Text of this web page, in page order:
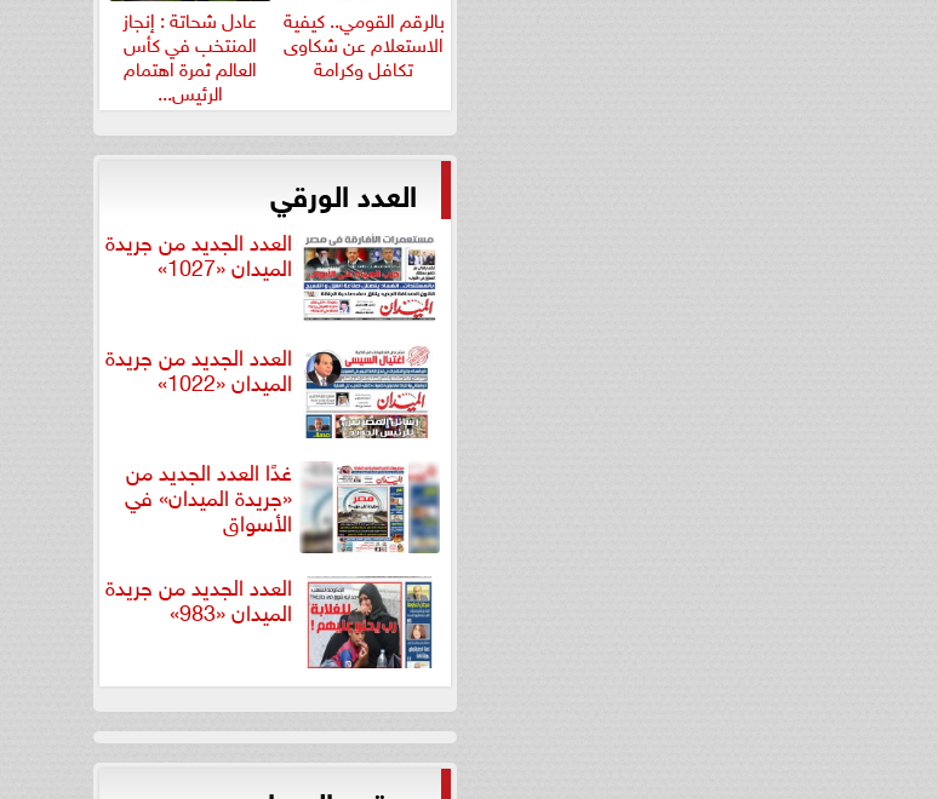
بالرقم القومي.. كيفية
الاستعلام عن شكاوى
تكافل وكرامة
عادل شحاتة : إنجاز
المنتخب في كأس
العالم ثمرة اهتمام
الرئيس...
العدد الورقي
العدد الجديد من جريدة
الميدان «1027»
العدد الجديد من جريدة
الميدان «1022»
غدًا العدد الجديد من
«جريدة الميدان» في
الأسواق
العدد الجديد من جريدة
الميدان «983»